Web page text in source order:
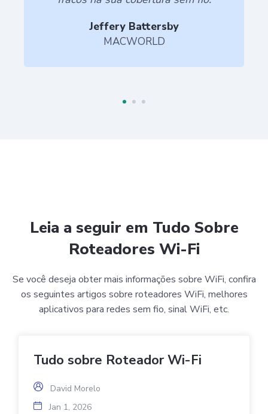
Jeffery Battersby
MACWORLD
Leia a seguir em Tudo Sobre
Roteadores Wi-Fi
Se você deseja obter mais informações sobre WiFi, confira
os seguintes artigos sobre roteadores WiFi, melhores
aplicativos para redes sem fio, sinal WiFi, etc.
Tudo sobre Roteador Wi-Fi
David Morelo
Jan 1, 2026